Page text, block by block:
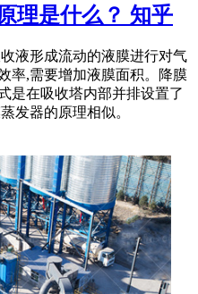
理是什么？ 知乎
液形成流动的液膜进行对气
率,需要增加液膜面积。降膜
是在吸收塔内部并排设置了
发器的原理相似。